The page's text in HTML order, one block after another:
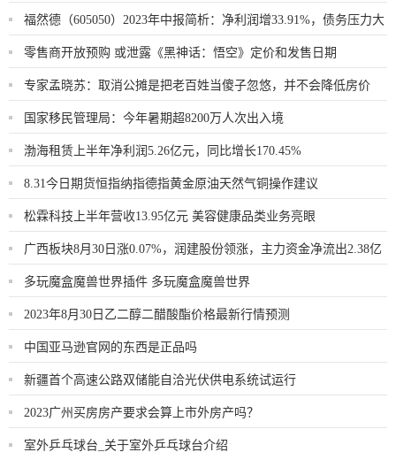
福然德（605050）2023年中报简析：净利润增33.91%，债务压力大
零售商开放预购 或泄露《黑神话：悟空》定价和发售日期
专家孟晓苏：取消公摊是把老百姓当傻子忽悠，并不会降低房价
国家移民管理局：今年暑期超8200万人次出入境
渤海租赁上半年净利润5.26亿元，同比增长170.45%
8.31今日期货恒指纳指德指黄金原油天然气铜操作建议
松霖科技上半年营收13.95亿元 美容健康品类业务亮眼
广西板块8月30日涨0.07%，润建股份领涨，主力资金净流出2.38亿
元
多玩魔盒魔兽世界插件 多玩魔盒魔兽世界
2023年8月30日乙二醇二醋酸酯价格最新行情预测
中国亚马逊官网的东西是正品吗
新疆首个高速公路双储能自洽光伏供电系统试运行
2023广州买房房产要求会算上市外房产吗？
室外乒乓球台_关于室外乒乓球台介绍